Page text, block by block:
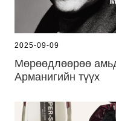
2025-09-09
Мөрөөдлөөрөө
Арманигийн түүх